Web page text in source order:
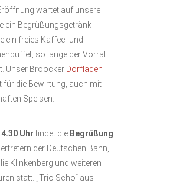
wartet auf unsere
ein Begrüßungsgetränk
ein freies Kaffee- und
so lange der Vorrat
Unser Broocker Dorfladen
für die Bewirtung, auch mit
Speisen.
Uhr findet die Begrüßung
der Deutschen Bahn,
Klinkenberg und weiteren
statt. „Trio Scho“ aus